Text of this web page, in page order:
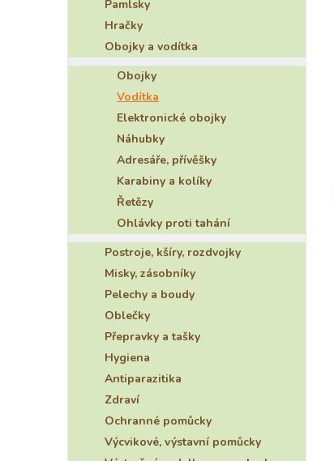
Pamlsky
Hračky
Obojky a vodítka
Obojky
Vodítka
Elektronické obojky
Náhubky
Adresáře, přívěšky
Karabiny a kolíky
Řetězy
Ohlávky proti tahání
Postroje, kšíry, rozdvojky
Misky, zásobníky
Pelechy a boudy
Oblečky
Přepravky a tašky
Hygiena
Antiparazitika
Zdraví
Ochranné pomůcky
Výcvikové, výstavní pomůcky